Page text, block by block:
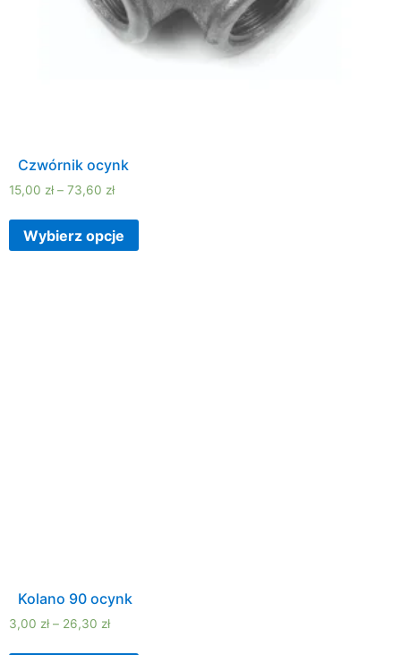
Czwórnik ocynk
15,00 zł – 73,60 zł
Wybierz opcje
Kolano 90 ocynk
3,00 zł – 26,30 zł